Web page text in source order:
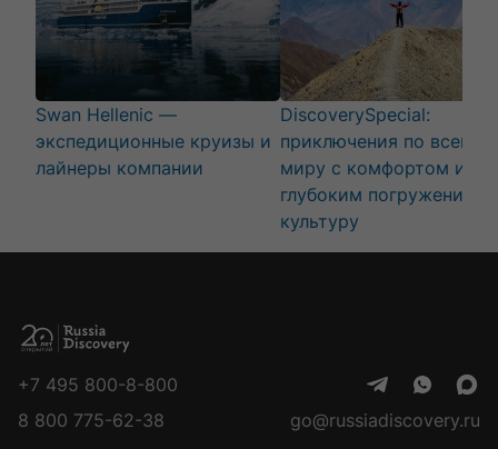
Swan Hellenic —
экспедиционные круизы и
лайнеры компании
DiscoverySpecial:
приключения по всему
миру с комфортом и
глубоким погружением
культуру
+7 495 800-8-800
8 800 775-62-38
go@russiadiscovery.ru